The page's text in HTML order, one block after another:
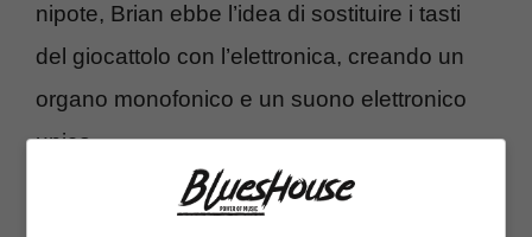
nipote, Brian ebbe l’idea di sostituire i tasti
del giocattolo con l’elettronica, creando un
organo monofonico e un suono elettronico
unico.